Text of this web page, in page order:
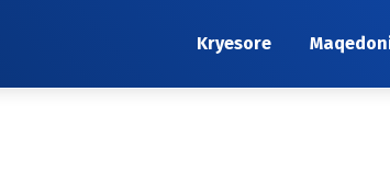
Kryesore